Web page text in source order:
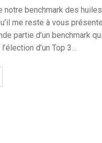
notre benchmark des
me reste à vous
partie d’un benchmark
d’un Top 3…